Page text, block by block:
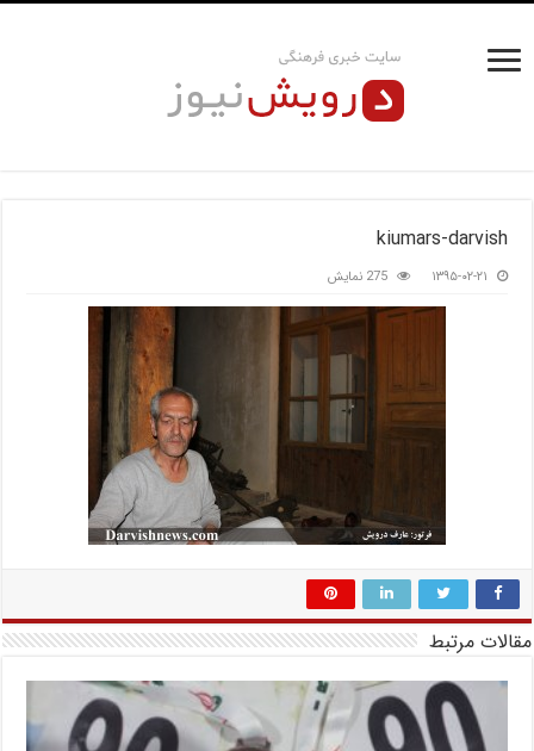
kiumars-darvish
۱۳۹۵-۰۲-۲۱ 275 نمایش
مقالات مرتبط